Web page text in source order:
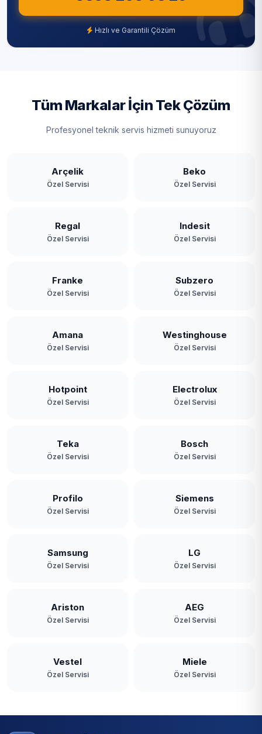
Şişli
Tuzla
Üsküdar
Zeytinburnu
Hızlı ve Garantili Çözüm
Tüm Markalar İçin Tek Çözüm
Profesyonel teknik servis hizmeti sunuyoruz
Arçelik
Özel Servisi
Beko
Özel Servisi
Regal
Özel Servisi
Indesit
Özel Servisi
Franke
Özel Servisi
Subzero
Özel Servisi
Amana
Özel Servisi
Westinghouse
Özel Servisi
Hotpoint
Özel Servisi
Electrolux
Özel Servisi
Teka
Özel Servisi
Bosch
Özel Servisi
Profilo
Özel Servisi
Siemens
Özel Servisi
Samsung
Özel Servisi
LG
Özel Servisi
Ariston
Özel Servisi
AEG
Özel Servisi
Vestel
Özel Servisi
Miele
Özel Servisi